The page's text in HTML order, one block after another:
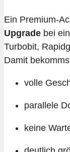
Ein Premium-
Upgrade bei
Turbobit,
Damit
volle
parallele
keine